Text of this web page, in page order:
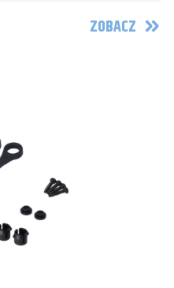
ZOBACZ